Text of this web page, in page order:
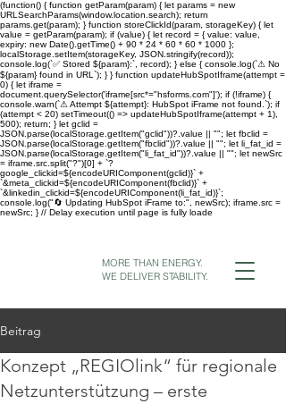
(function() { function getParam(param) { let params = new
URLSearchParams(window.location.search); return
params.get(param); } function storeClickId(param, storageKey) { let
value = getParam(param); if (value) { let record = { value: value,
expiry: new Date().getTime() + 90 * 24 * 60 * 60 * 1000 };
localStorage.setItem(storageKey, JSON.stringify(record));
console.log(`✅ Stored ${param}:`, record); } else { console.log(`⚠ No
${param} found in URL`); } } function updateHubSpotIframe(attempt =
0) { let iframe =
document.querySelector('iframe[src*="hsforms.com"]'); if (!iframe) {
console.warn(`⚠ Attempt ${attempt}: HubSpot iFrame not found.`); if
(attempt < 20) setTimeout(() => updateHubSpotIframe(attempt + 1),
500); return; } let gclid =
JSON.parse(localStorage.getItem("gclid"))?.value || ""; let fbclid =
JSON.parse(localStorage.getItem("fbclid"))?.value || ""; let li_fat_id =
JSON.parse(localStorage.getItem("li_fat_id"))?.value || ""; let newSrc
= iframe.src.split("?")[0] + `?
google_clickid=${encodeURIComponent(gclid)}` +
`&meta_clickid=${encodeURIComponent(fbclid)}` +
`&linkedin_clickid=${encodeURIComponent(li_fat_id)}`;
console.log("🔄 Updating HubSpot iFrame to:", newSrc); iframe.src =
newSrc; } // Delay execution until page is fully loade
MORE THAN ENERGY.
WE DELIVER STABILITY.
Beitrag
Konzept „REGIOlink“ für regionale
Netzunterstützung – erste